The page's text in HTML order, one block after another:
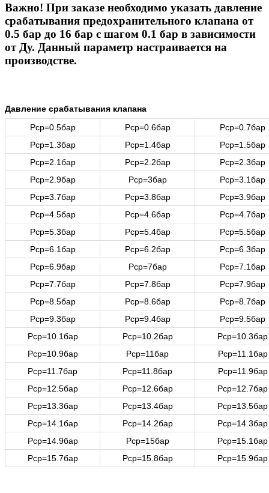
Важно! При заказе необходимо указать давление
срабатывания предохранительного клапана от
0.5 бар до 16 бар с шагом 0.1 бар в зависимости
от Ду. Данный параметр настраивается на
производстве.
Давление срабатывания клапана
Рср=0.5бар
Рср=0.6бар
Рср=0.7бар
Рср=1.3бар
Рср=1.4бар
Рср=1.5бар
Рср=2.1бар
Рср=2.2бар
Рср=2.3бар
Рср=2.9бар
Рср=3бар
Рср=3.1бар
Рср=3.7бар
Рср=3.8бар
Рср=3.9бар
Рср=4.5бар
Рср=4.6бар
Рср=4.7бар
Рср=5.3бар
Рср=5.4бар
Рср=5.5бар
Рср=6.1бар
Рср=6.2бар
Рср=6.3бар
Рср=6.9бар
Рср=7бар
Рср=7.1бар
Рср=7.7бар
Рср=7.8бар
Рср=7.9бар
Рср=8.5бар
Рср=8.6бар
Рср=8.7бар
Рср=9.3бар
Рср=9.4бар
Рср=9.5бар
Рср=10.1бар
Рср=10.2бар
Рср=10.3бар
Рср=10.9бар
Рср=11бар
Рср=11.1бар
Рср=11.7бар
Рср=11.8бар
Рср=11.9бар
Рср=12.5бар
Рср=12.6бар
Рср=12.7бар
Рср=13.3бар
Рср=13.4бар
Рср=13.5бар
Рср=14.1бар
Рср=14.2бар
Рср=14.3бар
Рср=14.9бар
Рср=15бар
Рср=15.1бар
Рср=15.7бар
Рср=15.8бар Рср=15.9бар